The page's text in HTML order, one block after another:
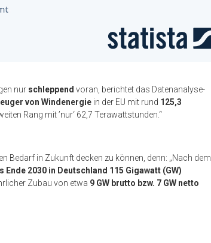
nur schleppend voran, berichtet das Datenanalyse-
von Windenergie in der EU mit rund 125,3
Rang mit ’nur‘ 62,7 Terawattstunden.“
Bedarf in Zukunft decken zu können, denn: „Nach dem
Ende 2030 in Deutschland 115 Gigawatt (GW)
Zubau von etwa 9 GW brutto bzw. 7 GW netto